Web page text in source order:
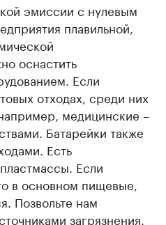
эмиссии с нулевым
плавильной,
оснастить
Если
отходах, среди них
медицинские –
Батарейки также
Есть
Если
в основном пищевые,
Позвольте нам
загрязнения.